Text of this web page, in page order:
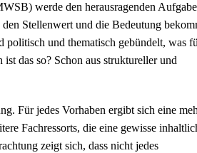
werde den herausragenden
Stellenwert und die Bedeutung
politisch und thematisch gebündelt, was
das so? Schon aus struktureller und
Für jedes Vorhaben ergibt sich eine
Fachressorts, die eine gewisse
zeigt sich, dass nicht jedes